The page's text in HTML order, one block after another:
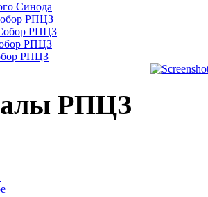
Синода
РПЦЗ
РПЦЗ
РПЦЗ
РПЦЗ
РПЦЗ